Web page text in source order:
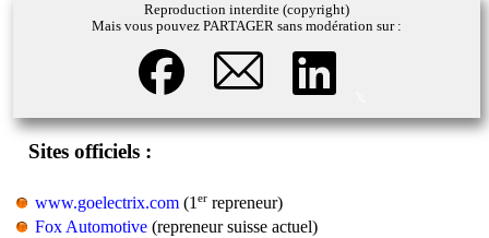
Reproduction interdite (copyright)
Mais vous pouvez PARTAGER sans modération sur :
Sites officiels :
www.goelectrix.com (1er repreneur)
Fox Automotive (repreneur suisse actuel)